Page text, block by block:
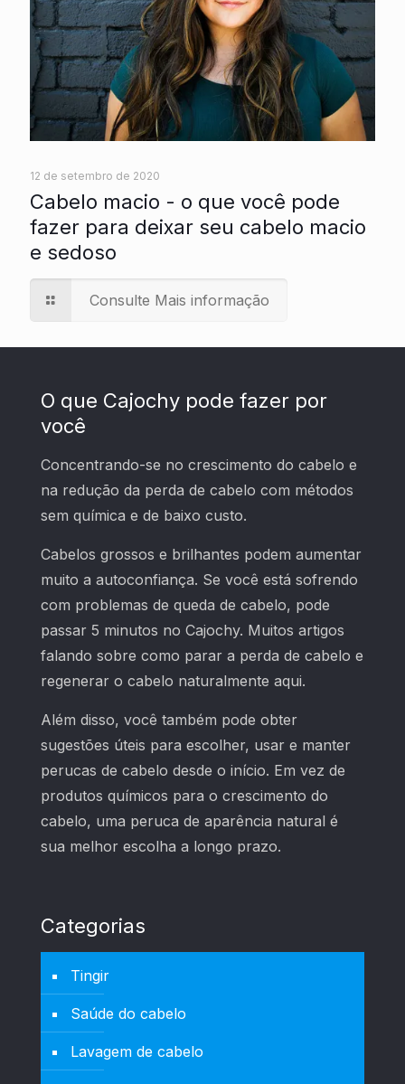
12 de setembro de 2020
Cabelo macio - o que você pode
fazer para deixar seu cabelo macio
e sedoso
Consulte Mais informação
O que Cajochy pode fazer por
você
Concentrando-se no crescimento do cabelo e
na redução da perda de cabelo com métodos
sem química e de baixo custo.
Cabelos grossos e brilhantes podem aumentar
muito a autoconfiança. Se você está sofrendo
com problemas de queda de cabelo, pode
passar 5 minutos no Cajochy. Muitos artigos
falando sobre como parar a perda de cabelo e
regenerar o cabelo naturalmente aqui.
Além disso, você também pode obter
sugestões úteis para escolher, usar e manter
perucas de cabelo desde o início. Em vez de
produtos químicos para o crescimento do
cabelo, uma peruca de aparência natural é
sua melhor escolha a longo prazo.
Categorias
Tingir
Saúde do cabelo
Lavagem de cabelo